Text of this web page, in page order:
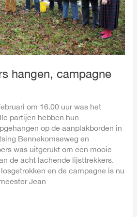
hangen, campagne
om 16.00 uur was het
partijen hebben hun
op de aanplakborden in
Bennekomseweg en
was uitgerukt om een mooie
de acht lachende lijsttrekkers.
en de campagne is nu
Jean